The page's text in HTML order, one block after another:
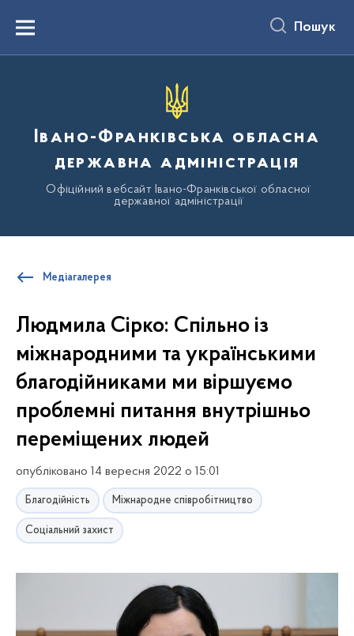
вмістуMenu Пошук
Івано-Франківська обласна
державна адміністрація
Офіційний вебсайт Івано-Франківської обласної
державної адміністрації
Медіагалерея
Людмила Сірко: Спільно із
міжнародними та українськими
благодійниками ми віршуємо
проблемні питання внутрішньо
переміщених людей
опубліковано 14 вересня 2022 о 15:01
Благодійність Міжнародне співробітництво
Соціальний захист